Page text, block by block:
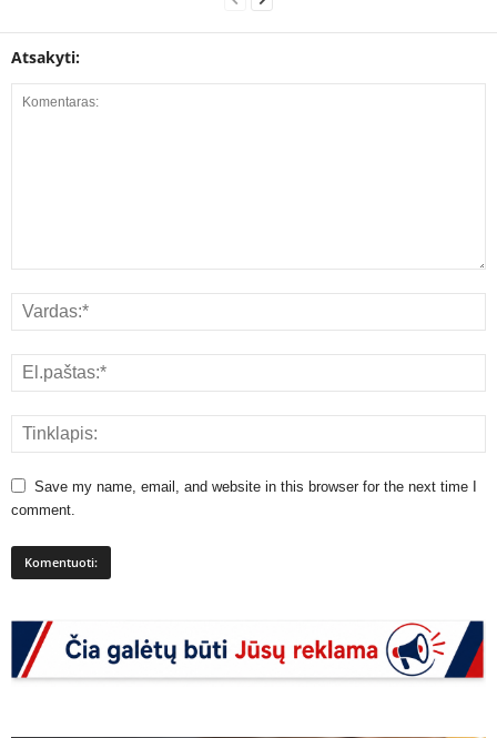
Atsakyti:
Save my name, email, and website in this browser for the next time I
comment.